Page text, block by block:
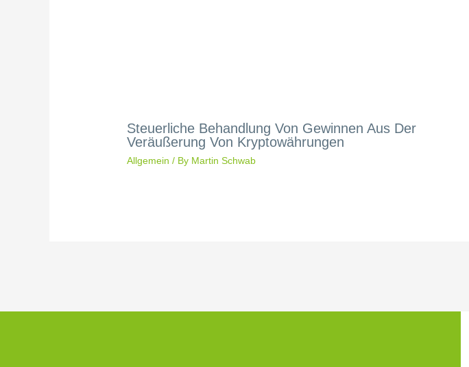
Steuerliche Behandlung Von Gewinnen Aus Der
Veräußerung Von Kryptowährungen
Allgemein / By Martin Schwab